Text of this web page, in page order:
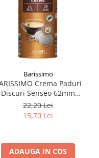
Barissimo
Crema Paduri
Discuri Senseo 62mm
Monodoze 20buc 140g
22,20 Lei
15,70 Lei
ADAUGA IN COS